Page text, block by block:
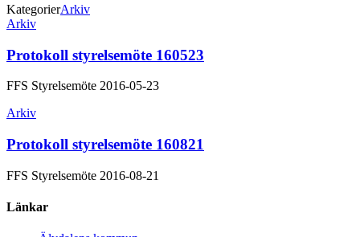
KategorierArkiv
Inläggsnavigering
Arkiv
Protokoll styrelsemöte 160523
FFS Styrelsemöte 2016-05-23
Arkiv
Protokoll styrelsemöte 160821
FFS Styrelsemöte 2016-08-21
Länkar